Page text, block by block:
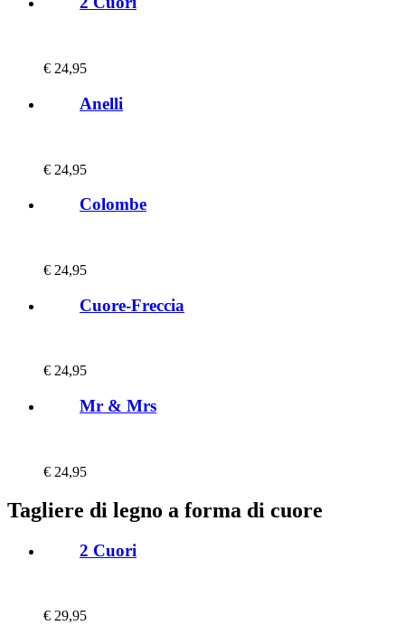
€ 24,95
Anelli
€ 24,95
Colombe
€ 24,95
Cuore-Freccia
€ 24,95
Mr & Mrs
€ 24,95
Tagliere di legno a forma di cuore
2 Cuori
€ 29,95